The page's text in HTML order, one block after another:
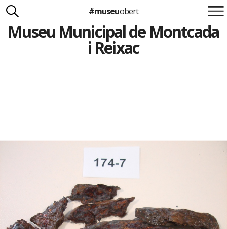
Suma't a la iniciativa
Carlota Royo
#museuobert
Museu Municipal de Montcada
i Reixac